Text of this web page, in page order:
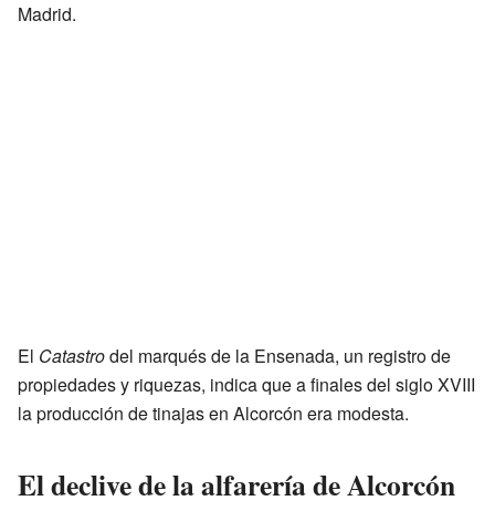
Madrid.
El Catastrodel marqués de la Ensenada, un registro de
propiedades y riquezas, indica que a finales del siglo XVIII
la producción de tinajas en Alcorcón era modesta.
El declive de la alfarería de Alcorcón